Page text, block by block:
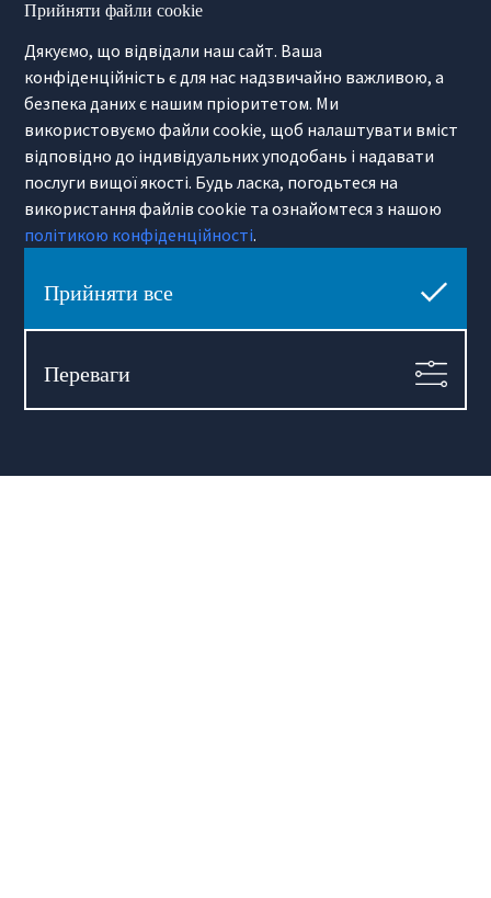
Інформація
Лише в нас
Технологія
Лінки Warszawa
Як ми представляємо вашу
нерухомість
Міський гід
Примітка про переклади
Про Hamilton May
Кар’єра
Hamilton May Warszawa
Sienna 39
warsaw@hamiltonmay.com
Прийняти файли cookie
Дякуємо, що відвідали наш сайт. Ваша
конфіденційність є для нас надзвичайно важливою, а
безпека даних є нашим пріоритетом. Ми
використовуємо файли cookie, щоб налаштувати вміст
відповідно до індивідуальних уподобань і надавати
послуги вищої якості. Будь ласка, погодьтеся на
використання файлів cookie та ознайомтеся з нашою
політикою конфіденційності.
Прийняти все
Переваги